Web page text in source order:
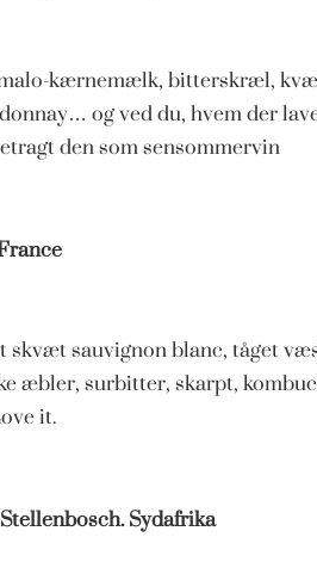
kærnemælk, bitterskræl,
og ved du, hvem der
den som sensommervin
sauvignon blanc, tåget
æbler, surbitter, skarpt,
it.
Sydafrika